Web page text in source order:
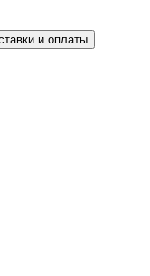
и оплаты